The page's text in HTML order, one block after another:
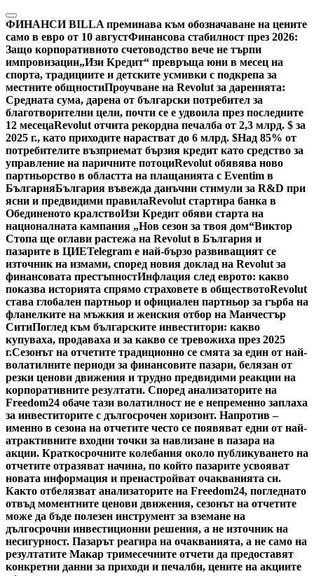
Skip
to
content
ФИНАНСИ BILLA преминава към обозначаване на цените
само в евро от 10 августФинансова стабилност през 2026:
Защо корпоративното счетоводство вече не търпи
импровизации„Изи Кредит“ превръща юни в месец на
спорта, традициите и детските усмивки с подкрепа за
местните общностиПроучване на Revolut за даренията:
Средната сума, дарена от български потребител за
благотворителни цели, почти се е удвоила през последните
12 месецаRevolut отчита рекордна печалба от 2,3 млрд. $ за
2025 г., като приходите нарастват до 6 млрд. $Над 85% от
потребителите възприемат бързия кредит като средство за
управление на паричните потоциRevolut обявява ново
партньорство в областта на плащанията с Eventim в
БългарияБългария въвежда данъчни стимули за R&D при
ясни и предвидими правилаRevolut стартира банка в
Обединеното кралствоИзи Кредит обяви старта на
националната кампания „Нов сезон за твоя дом“Виктор
Стопа ще оглави растежа на Revolut в България и
пазарите в ЦИЕTelegram е най-бързо развиващият се
източник на измами, според новия доклад на Revolut за
финансовата престъпностИнфлация след еврото: какво
показва историята спрямо страховете в обществотоRevolut
става глобален партньор и официален партньор за гърба на
фланелките на мъжкия и женския отбор на Манчестър
СитиПоглед към българските инвеститори: какво
купуваха, продаваха и за какво се тревожиха през 2025
г.Сезонът на отчетите традиционно се смята за един от най-
волатилните периоди за финансовите пазари, белязан от
резки ценови движения и трудно предвидими реакции на
корпоративните резултати. Според анализаторите на
Freedom24 обаче тази волатилност не е непременно заплаха
за инвеститорите с дългосрочен хоризонт. Напротив –
именно в сезона на отчетите често се появяват едни от най-
атрактивните входни точки за навлизане в пазара на
акции. Краткосрочните колебания около публикуването на
отчетите отразяват начина, по който пазарите усвояват
новата информация и пренастройват очакванията си.
Както отбелязват анализаторите на Freedom24, погледнато
отвъд моментните ценови движения, сезонът на отчетите
може да бъде полезен инструмент за вземане на
дългосрочни инвестиционни решения, а не източник на
несигурност. Пазарът реагира на очакванията, а не само на
резултатите Макар тримесечните отчети да предоставят
конкретни данни за приходи и печалби, цените на акциите